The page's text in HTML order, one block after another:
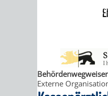
115
Behördenwegweiser
Externe